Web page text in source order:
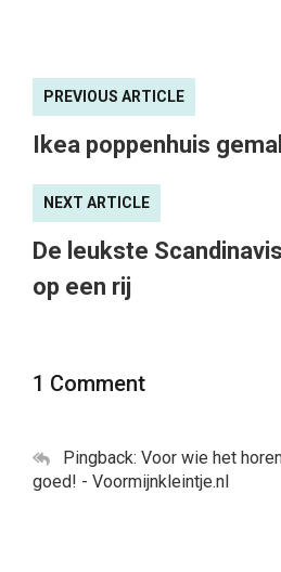
PREVIOUS ARTICLE
Ikea poppenhuis
NEXT ARTICLE
De leukste
op een rij
1 Comment
Pingback: Voor wie het
goed! - Voormijnkleintje.nl